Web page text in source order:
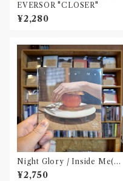
EVERSOR "CLOSER"
¥2,280
Night Glory / Inside Me(C
D)〝名古屋〟
¥2,750